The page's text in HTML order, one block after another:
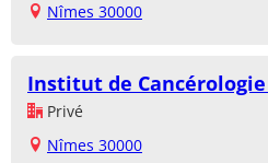
Nîmes 30000
Institut de Cancérologie
Privé
Nîmes 30000